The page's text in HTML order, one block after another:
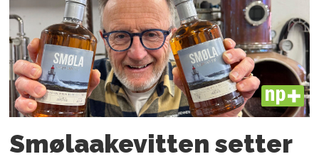
PLUS
Smølaakevitten setter